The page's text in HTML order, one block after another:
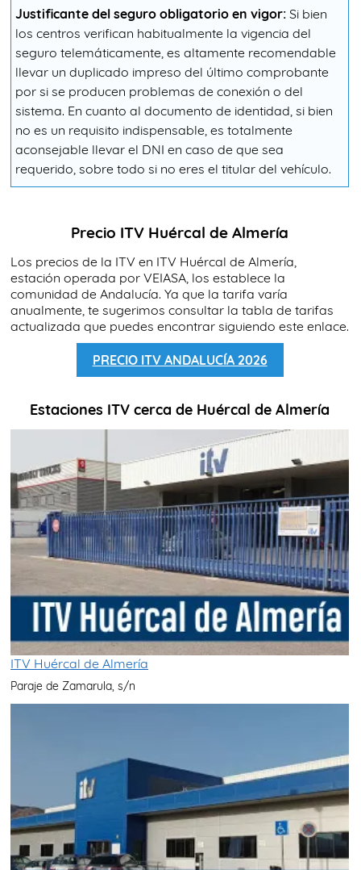
Justificante del seguro obligatorio en vigor: Si bien
los centros verifican habitualmente la vigencia del
seguro telemáticamente, es altamente recomendable
llevar un duplicado impreso del último comprobante
por si se producen problemas de conexión o del
sistema. En cuanto al documento de identidad, si bien
no es un requisito indispensable, es totalmente
aconsejable llevar el DNI en caso de que sea
requerido, sobre todo si no eres el titular del vehículo.
Precio ITV Huércal de Almería
Los precios de la ITV en ITV Huércal de Almería,
estación operada por VEIASA, los establece la
comunidad de Andalucía. Ya que la tarifa varía
anualmente, te sugerimos consultar la tabla de tarifas
actualizada que puedes encontrar siguiendo este enlace.
PRECIO ITV ANDALUCÍA 2026
Estaciones ITV cerca de Huércal de Almería
ITV Huércal de Almería
Paraje de Zamarula, s/n